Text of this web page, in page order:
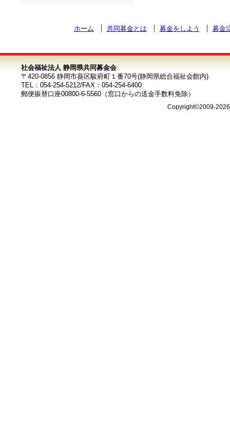
ホーム 共同募金とは 募金をしよう 募金
社会福祉法人 静岡県共同募金会
〒420-0856 静岡市葵区駿府町１番70号(静岡県総合福祉会館内)
TEL：054-254-5212/FAX：054-254-6400
郵便振替口座00800-6-5560（窓口からの送金手数料免除）
Copyright©2009-